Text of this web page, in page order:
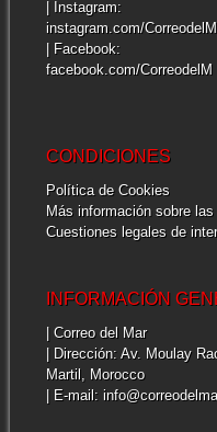
| Instagram:
instagram.com/
| Facebook:
facebook.com/CorreodelM
CONDICIONES
Política de Cookies
Más información sobre
Cuestiones legales de
INFORMACIÓN
| Correo del Mar
| Dirección: Av. Moulay
Martil, Morocco
| E-mail: